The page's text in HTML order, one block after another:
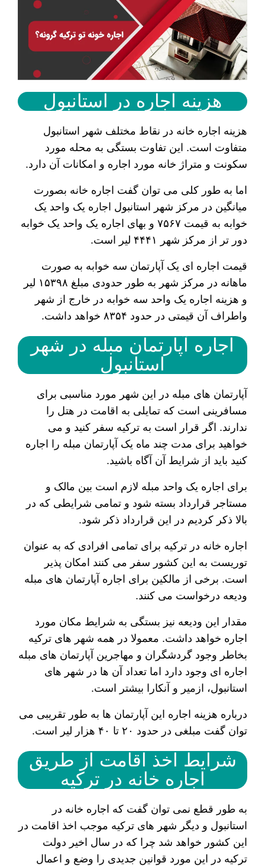
هزینه اجاره در استانبول
هزینه اجاره خانه در نقاط مختلف شهر استانبول
متفاوت است. این تفاوت بستگی به محله مورد
سکونت و متراژ خانه مورد اجاره و امکانات آن دارد.
اما به طور کلی می توان گفت اجاره خانه بصورت
میانگین در مرکز شهر استانبول اجاره یک واحد یک
خوابه به قیمت ۷۵۶۷ و بهای اجاره یک واحد یک خوابه
دور تر از مرکز شهر ۴۴۴۱ لیر است.
قیمت اجاره ای یک آپارتمان سه خوابه به صورت
ماهانه در مرکز شهر به طور حدودی مبلغ ۱۵۳۹۸ لیر
و هزینه اجاره یک واحد سه خوابه در خارج از شهر
واطراف آن قیمتی در حدود ۸۳۵۴ خواهد داشت.
اجاره آپارتمان مبله در شهر
استانبول
آپارتمان های مبله در این شهر مورد مناسبی برای
مسافرینی است که تمایلی به اقامت در هتل را
ندارند. اگر قرار است به ترکیه سفر کنید و می
خواهید برای مدت چند ماه یک آپارتمان مبله را اجاره
کنید باید از شرایط آن آگاه باشید.
برای اجاره یک واحد مبله لازم است بین مالک و
مستاجر قرارداد بسته شود و تمامی شرایطی که در
بالا ذکر کردیم در این قرارداد ذکر شود.
اجاره خانه در ترکیه برای تمامی افرادی که به عنوان
توریست به این کشور سفر می کنند امکان پذیر
است. برخی از مالکین برای اجاره آپارتمان های مبله
ودیعه درخواست می کنند.
مقدار این ودیعه نیز بستگی به شرایط مکان مورد
اجاره خواهد داشت. معمولا در همه شهر های ترکیه
بخاطر وجود گردشگران و مهاجرین آپارتمان های مبله
اجاره ای وجود دارد اما تعداد آن ها در شهر های
استانبول، ازمیر و آنکارا بیشتر است.
درباره هزینه اجاره این آپارتمان ها به طور تقریبی می
توان گفت مبلغی در حدود ۲۰ تا ۴۰ هزار لیر است.
شرایط اخذ اقامت از طریق
اجاره خانه در ترکیه
به طور قطع نمی توان گفت که اجاره خانه در
استانبول و دیگر شهر های ترکیه موجب اخذ اقامت در
این کشور خواهد شد چرا که در سال اخیر دولت
ترکیه در این مورد قوانین جدیدی را وضع و اعمال